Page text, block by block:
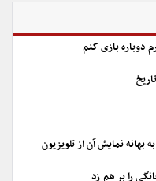
دوباره بازی کنم
بهانه نمایش آن از تلویزیون
را بر هم زد